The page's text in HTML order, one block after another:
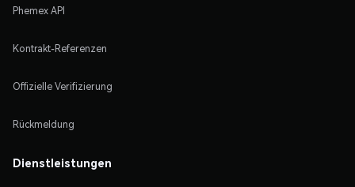
Phemex API
Kontrakt-Referenzen
Offizielle Verifizierung
Rückmeldung
Dienstleistungen